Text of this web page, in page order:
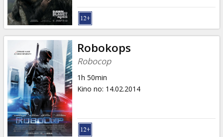
Robokops
Robocop
1h 50min
Kino no: 14.02.2014